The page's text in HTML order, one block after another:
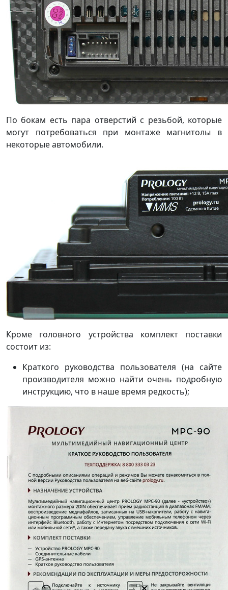
По бокам есть пара отверстий с резьбой, которые
могут потребоваться при монтаже магнитолы в
некоторые автомобили.
Кроме головного устройства комплект поставки
состоит из:
Краткого руководства пользователя (на сайте
производителя можно найти очень подробную
инструкцию, что в наше время редкость);